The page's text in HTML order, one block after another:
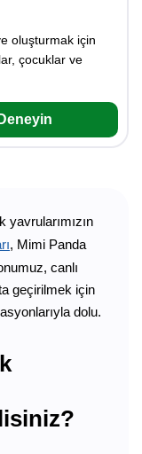
oluşturmak için
çocuklar ve
yavrularımızın
, Mimi Panda
canlı
geçirilmek için
dolu.